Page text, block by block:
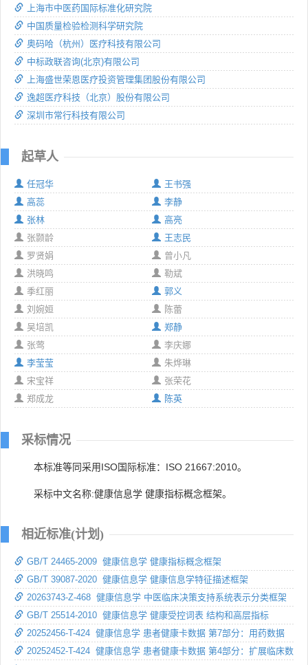
上海市中医药国际标准化研究院
中国质量检验检测科学研究院
奥码哈（杭州）医疗科技有限公司
中标政联咨询(北京)有限公司
上海盛世荣恩医疗投资管理集团股份有限公司
逸超医疗科技（北京）股份有限公司
深圳市常行科技有限公司
起草人
任冠华
王书强
高蕊
李静
张林
高亮
张颢龄
王志民
罗贤娟
曾小凡
洪晓鸣
勒斌
季红丽
郭义
刘婉姮
陈蕾
吴培凯
郑静
张莺
李庆娜
李莹莹
朱烨琳
宋宝祥
张荣花
郑成龙
陈英
采标情况
本标准等同采用ISO国际标准：ISO 21667:2010。
采标中文名称:健康信息学 健康指标概念框架。
相近标准(计划)
GB/T 24465-2009 健康信息学 健康指标概念框架
GB/T 39087-2020 健康信息学 健康信息学特征描述框架
20263743-Z-468 健康信息学 中医临床决策支持系统表示分类框架
GB/T 25514-2010 健康信息学 健康受控词表 结构和高层指标
20252456-T-424 健康信息学 患者健康卡数据 第7部分：用药数据
20252452-T-424 健康信息学 患者健康卡数据 第4部分：扩展临床数